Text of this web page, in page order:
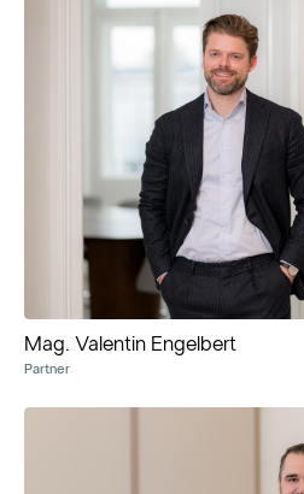
Mag. Valentin Engelbert
Partner